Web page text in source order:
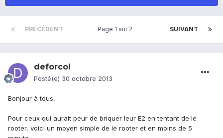
PRÉCÉDENT SUIVANT
Page 1 sur 2
deforcol
Posté(e) 30 octobre 2013
Bonjour à tous,
Pour ceux qui aurait peur de briquer leur E2 en tentant de le
rooter, voici un moyen simple de le rooter et en moins de 5